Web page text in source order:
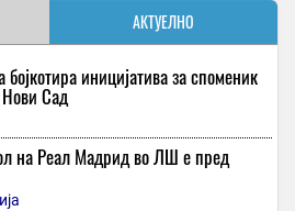
АКТУЕЛНО
бојкотира иницијатива за споменик
Нови Сад
на Реал Мадрид во ЛШ е пред